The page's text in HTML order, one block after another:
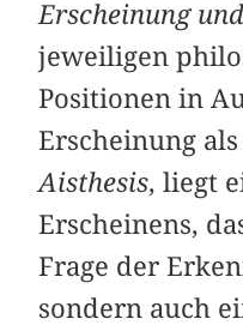
Erscheinung
jeweiligen
Positionen in
Erscheinung
Aisthesis, liegt
Erscheinens,
Frage der
sondern auch